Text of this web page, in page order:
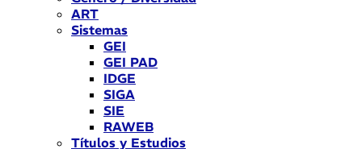
ART
Sistemas
GEI
GEI PAD
IDGE
SIGA
SIE
RAWEB
Títulos y Estudios